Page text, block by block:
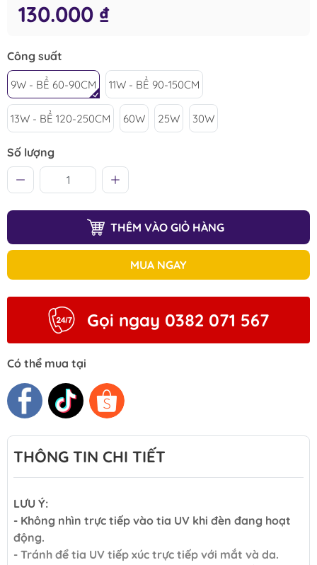
130.000 ₫
Công suất
9W - BỂ 60-90CM 11W - BỂ 90-150CM
13W - BỂ 120-250CM 60W 25W 30W
Số lượng
THÊM VÀO GIỎ HÀNG
MUA NGAY
Gọi ngay 0382 071 567
Có thể mua tại
THÔNG TIN CHI TIẾT
LƯU Ý:
- Không nhìn trực tiếp vào tia UV khi đèn đang hoạt
động.
- Tránh để tia UV tiếp xúc trực tiếp với mắt và da.